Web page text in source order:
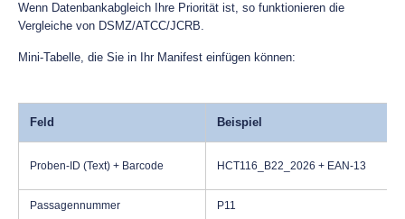
Wenn Datenbankabgleich Ihre Priorität ist, so funktionieren die
Vergleiche von DSMZ/ATCC/JCRB.
Mini-Tabelle, die Sie in Ihr Manifest einfügen können:
Feld Beispiel
Proben-ID (Text) + Barcode HCT116_B22_2026 + EAN-13
Passagennummer P11